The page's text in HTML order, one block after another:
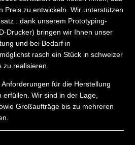
Preis zu entwickeln. Wir unterstützen
: dank unserem Prototyping-
Drucker) bringen wir Ihnen unser
und bei Bedarf in
rasch ein Stück in schweizer
realisieren.
für die Herstellung
Wir sind in der Lage,
Großaufträge bis zu mehreren